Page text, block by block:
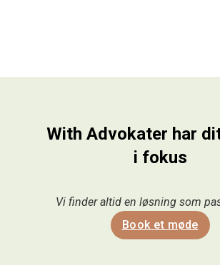
With Advokater har
i fokus
Vi finder altid en løsning som
Book et møde